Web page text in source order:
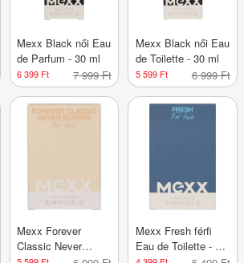
Mexx Black női Eau
de Parfum - 30 ml
6 399 Ft 7 999 Ft
Mexx Black női Eau
de Toilette - 30 ml
5 599 Ft 6 999 Ft
Mexx Forever
Classic Never
Mexx Fresh férfi
Eau de Toilette - 30